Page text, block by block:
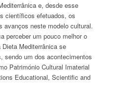
e, desde esse
científicos efetuados, os
avanços neste modelo cultural.
perceber um pouco melhor o
Mediterrânica se
sendo um dos acontecimentos
Património Cultural Imaterial
Educational, Scientific and